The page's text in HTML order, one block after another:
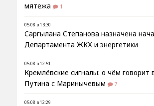
мятежа
1
05.08 в 13:30
Саргылана Степанова назначена
Департамента ЖКХ и энергетики
05.08 в 12:51
Кремлёвские сигналы: о чём говорит
Путина с Маринычевым
7
05.08 в 12:29